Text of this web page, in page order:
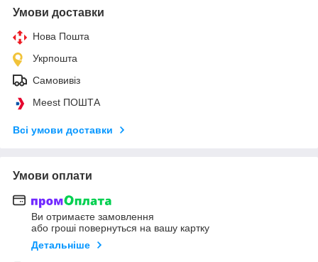
Умови доставки
Нова Пошта
Укрпошта
Самовивіз
Meest ПОШТА
Всі умови доставки
Умови оплати
Ви отримаєте замовлення
або гроші повернуться на вашу картку
Детальніше